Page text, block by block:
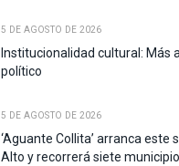
5 DE AGOSTO DE 2026
Institucionalidad cultural: Más
político
5 DE AGOSTO DE 2026
‘Aguante Collita’ arranca este
Alto y recorrerá siete